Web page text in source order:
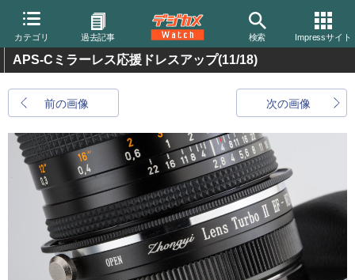
カテゴリ 過去記事 検索 Impressサイト
APS-Cミラーレス応援ドレスアップ(11/18)
前の画像 次の画像